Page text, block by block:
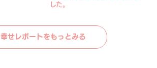
した。
幸せレポートをもっとみる